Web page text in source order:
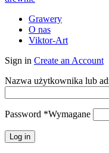
Grawery
O nas
Viktor-Art
Sign in Create an Account
Nazwa użytkownika lub
Password *Wymagane
Log in